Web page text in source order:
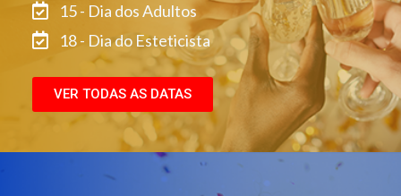
15 - Dia dos Adultos
18 - Dia do Esteticista
VER TODAS AS DATAS